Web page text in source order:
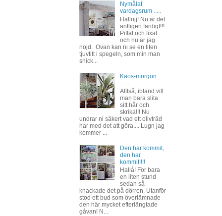
Nymålat
vardagsrum .....
Hallojj! Nu är det
äntligen färdigt!!!
Piffat och fixat
och nu är jag
nöjd. Ovan kan ni se en liten
tjuvtitt i spegeln, som min man
snick...
Kaos-morgon
Alltså, ibland vill
man bara slita
sitt hår och
skrika!!! Nu
undrar ni säkert vad ett olivträd
har med det att göra.... Lugn jag
kommer ...
Den har kommit,
den har
kommit!!!!
Hallå! För bara
en liten stund
sedan så
knackade det på dörren. Utanför
stod ett bud som överlämnade
den här mycket efterlängtade
gåvan! N...